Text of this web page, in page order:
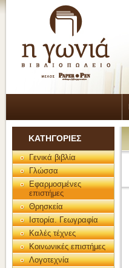
ΚΑΤΗΓΟΡΙΕΣ
Γενικά βιβλία
Γλώσσα
Εφαρμοσμένες
επιστήμες
Θρησκεία
Ιστορία. Γεωγραφία
Καλές τέχνες
Κοινωνικές επιστήμες
Λογοτεχνία